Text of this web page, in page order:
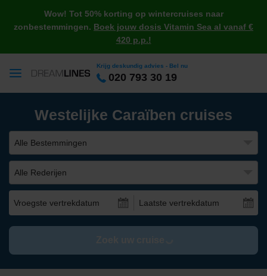
Wow! Tot 50% korting op wintercruises naar
zonbestemmingen. Boek jouw dosis Vitamin Sea al vanaf €
420 p.p.!
Krijg deskundig advies - Bel nu
020 793 30 19
Westelijke Caraïben cruises
Alle Bestemmingen
Alle Rederijen
Vroegste vertrekdatum Laatste vertrekdatum